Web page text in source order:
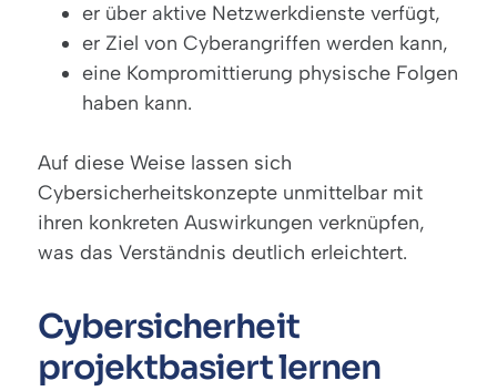
er über aktive Netzwerkdienste verfügt,
er Ziel von Cyberangriffen werden kann,
eine Kompromittierung physische Folgen
haben kann.
Auf diese Weise lassen sich
Cybersicherheitskonzepte unmittelbar mit
ihren konkreten Auswirkungen verknüpfen,
was das Verständnis deutlich erleichtert.
Cybersicherheit
projektbasiert lernen